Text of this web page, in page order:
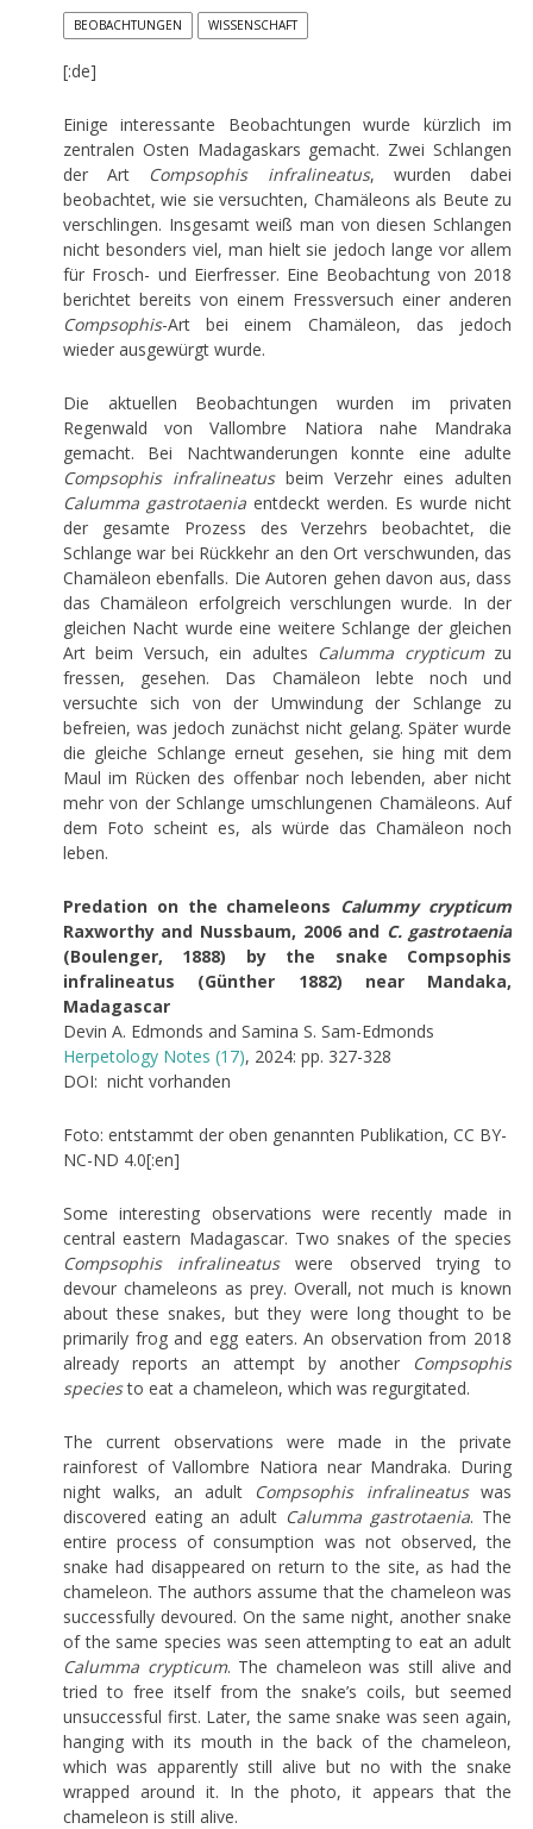
BEOBACHTUNGEN WISSENSCHAFT
[:de]
Einige interessante Beobachtungen wurde kürzlich im
zentralen Osten Madagaskars gemacht. Zwei Schlangen
der Art Compsophis infralineatus, wurden dabei
beobachtet, wie sie versuchten, Chamäleons als Beute zu
verschlingen. Insgesamt weiß man von diesen Schlangen
nicht besonders viel, man hielt sie jedoch lange vor allem
für Frosch- und Eierfresser. Eine Beobachtung von 2018
berichtet bereits von einem Fressversuch einer anderen
Compsophis-Art bei einem Chamäleon, das jedoch
wieder ausgewürgt wurde.
Die aktuellen Beobachtungen wurden im privaten
Regenwald von Vallombre Natiora nahe Mandraka
gemacht. Bei Nachtwanderungen konnte eine adulte
Compsophis infralineatusbeim Verzehr eines adulten
Calumma gastrotaeniaentdeckt werden. Es wurde nicht
der gesamte Prozess des Verzehrs beobachtet, die
Schlange war bei Rückkehr an den Ort verschwunden, das
Chamäleon ebenfalls. Die Autoren gehen davon aus, dass
das Chamäleon erfolgreich verschlungen wurde. In der
gleichen Nacht wurde eine weitere Schlange der gleichen
Art beim Versuch, ein adultes Calumma crypticumzu
fressen, gesehen. Das Chamäleon lebte noch und
versuchte sich von der Umwindung der Schlange zu
befreien, was jedoch zunächst nicht gelang. Später wurde
die gleiche Schlange erneut gesehen, sie hing mit dem
Maul im Rücken des offenbar noch lebenden, aber nicht
mehr von der Schlange umschlungenen Chamäleons. Auf
dem Foto scheint es, als würde das Chamäleon noch
leben.
Predation on the chameleons Calummy crypticum
Raxworthy and Nussbaum, 2006 and C. gastrotaenia
(Boulenger, 1888) by the snake Compsophis
infralineatus (Günther 1882) near Mandaka,
Madagascar
Devin A. Edmonds and Samina S. Sam-Edmonds
Herpetology Notes (17), 2024: pp. 327-328
DOI: nicht vorhanden
Foto: entstammt der oben genannten Publikation, CC BY-
NC-ND 4.0[:en]
Some interesting observations were recently made in
central eastern Madagascar. Two snakes of the species
Compsophis infralineatuswere observed trying to
devour chameleons as prey. Overall, not much is known
about these snakes, but they were long thought to be
primarily frog and egg eaters. An observation from 2018
already reports an attempt by another
Compsophis
speciesto eat a chameleon, which was regurgitated.
The current observations were made in the private
rainforest of Vallombre Natiora near Mandraka. During
night walks, an adult Compsophis infralineatuswas
discovered eating an adult Calumma gastrotaenia. The
entire process of consumption was not observed, the
snake had disappeared on return to the site, as had the
chameleon. The authors assume that the chameleon was
successfully devoured. On the same night, another snake
of the same species was seen attempting to eat an adult
Calumma crypticum. The chameleon was still alive and
tried to free itself from the snake’s coils, but seemed
unsuccessful first. Later, the same snake was seen again,
hanging with its mouth in the back of the chameleon,
which was apparently still alive but no with the snake
wrapped around it. In the photo, it appears that the
chameleon is still alive.